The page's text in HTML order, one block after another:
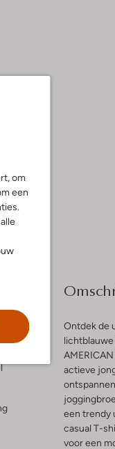
om
een
Ontdek de
actieve
een trendy
casual T-
voor een